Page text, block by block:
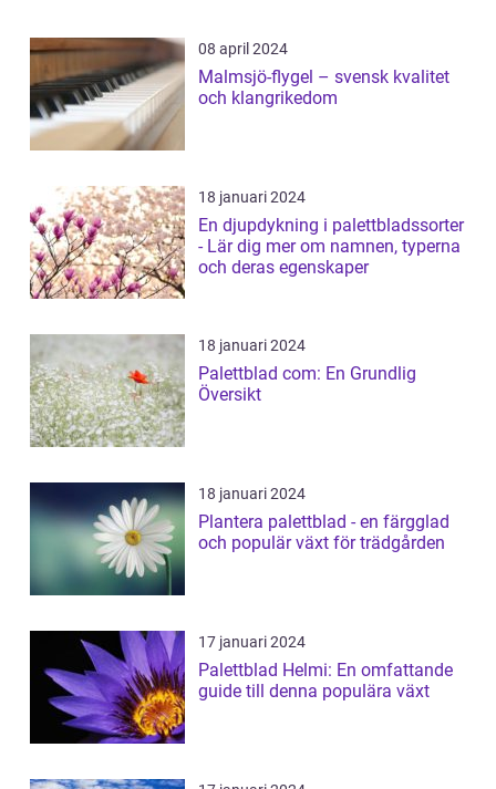
08 april 2024
Malmsjö-flygel – svensk kvalitet
och klangrikedom
18 januari 2024
En djupdykning i palettbladssorter
- Lär dig mer om namnen, typerna
och deras egenskaper
18 januari 2024
Palettblad com: En Grundlig
Översikt
18 januari 2024
Plantera palettblad - en färgglad
och populär växt för trädgården
17 januari 2024
Palettblad Helmi: En omfattande
guide till denna populära växt